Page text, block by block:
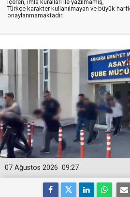
içeren, imla kuralları ile yazılmamış,
Türkçe karakter kullanılmayan ve büyük
onaylanmamaktadır.
09:27
07 Ağustos 2026